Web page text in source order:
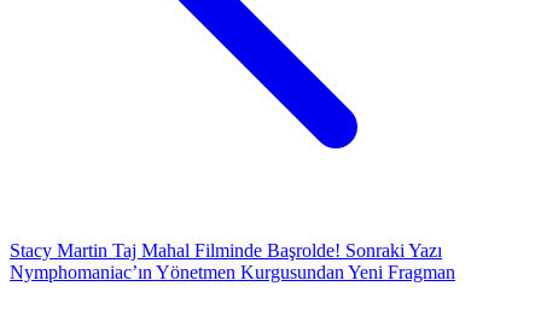
Stacy Martin Taj Mahal Filminde Başrolde! Sonraki Yazı
Nymphomaniac’ın Yönetmen Kurgusundan Yeni Fragman